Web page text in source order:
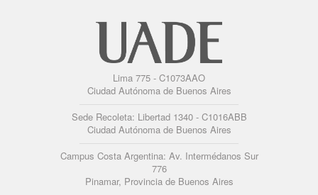
Lima 775 - C1073AAO
Ciudad Autónoma de Buenos Aires
Sede Recoleta: Libertad 1340 - C1016ABB
Ciudad Autónoma de Buenos Aires
Campus Costa Argentina: Av. Intermédanos Sur
776
Pinamar, Provincia de Buenos Aires